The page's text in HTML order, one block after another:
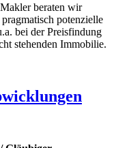
beraten wir
potenzielle
bei der Preisfindung
stehenden Immobilie.